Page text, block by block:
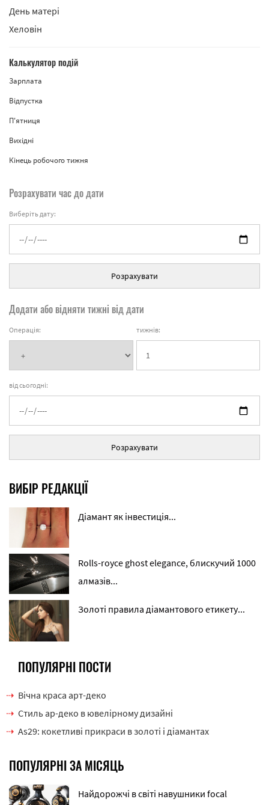
День матері
Хеловін
Калькулятор подій
Зарплата
Відпустка
П'ятниця
Вихідні
Кінець робочого тижня
Розрахувати час до дати
Виберіть дату:
Розрахувати
Додати або відняти тижні від дати
Операція: тижнів:
від сьогодні:
Розрахувати
ВИБІР РЕДАКЦІЇ
Діамант як інвестиція...
Rolls-royce ghost elegance, блискучий 1000
алмазів...
Золоті правила діамантового етикету...
ПОПУЛЯРНІ ПОСТИ
Вічна краса арт-деко
Стиль ар-деко в ювелірному дизайні
As29: кокетливі прикраси в золоті і діамантах
ПОПУЛЯРНІ ЗА МІСЯЦЬ
Найдорожчі в світі навушники focal